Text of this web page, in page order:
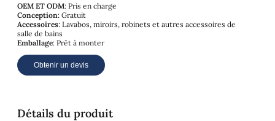
OEM ET ODM: Pris en charge
Conception: Gratuit
Accessoires: Lavabos, miroirs, robinets et autres accessoires de
salle de bains
Emballage: Prêt à monter
Obtenir un devis
Détails du produit